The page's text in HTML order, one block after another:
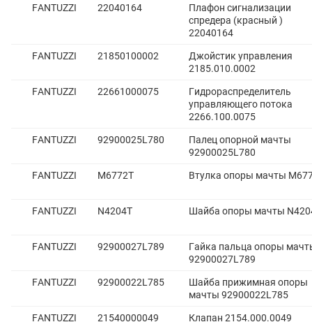
FANTUZZI
22040164
Плафон сигнализации
спредера (красный )
22040164
FANTUZZI
21850100002
Джойстик управления
2185.010.0002
FANTUZZI
22661000075
Гидрораспределитель
управляющего потока
2266.100.0075
FANTUZZI
92900025L780
Палец опорной мачты
92900025L780
FANTUZZI
M6772T Втулка опоры мачты
FANTUZZI N4204T Шайба опоры мачты
FANTUZZI 92900027L789
Гайка пальца опоры
92900027L789
FANTUZZI
92900022L785
Шайба прижимная опоры
мачты 92900022L785
FANTUZZI
21540000049 Клапан 2154.000.0049